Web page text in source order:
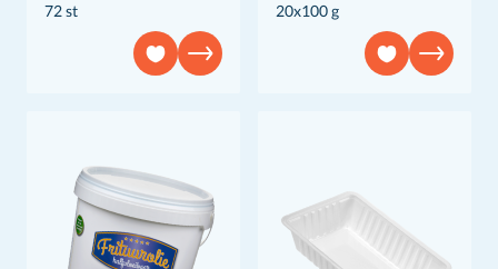
72 st 20x100 g